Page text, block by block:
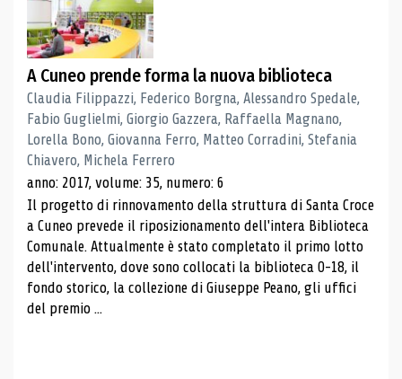
A Cuneo prende forma la nuova biblioteca
Claudia Filippazzi, Federico Borgna, Alessandro Spedale,
Fabio Guglielmi, Giorgio Gazzera, Raffaella Magnano,
Lorella Bono, Giovanna Ferro, Matteo Corradini, Stefania
Chiavero, Michela Ferrero
anno: 2017, volume: 35, numero: 6
Il progetto di rinnovamento della struttura di Santa Croce
a Cuneo prevede il riposizionamento dell'intera Biblioteca
Comunale. Attualmente è stato completato il primo lotto
dell'intervento, dove sono collocati la biblioteca 0-18, il
fondo storico, la collezione di Giuseppe Peano, gli uffici
del premio ...